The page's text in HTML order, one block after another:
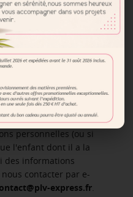
être utilisé par des
aucun cas nous
services par des
Nous ne collectons pas
auprès de
que son enfant
personnelles (ou si
l'enfant dont il a la
des informations
contacter par e-
express.fr.